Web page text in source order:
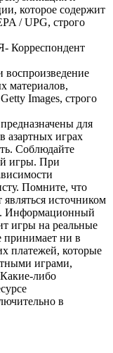
которое содержит
/ UPG, строго
Корреспондент
воспроизведение
материалов,
Images, строго
для
азартных играх
Соблюдайте
игры. При
Помните, что
источником
Информационный
игры на реальные
принимает ни в
платежей, которые
играми,
либо
в